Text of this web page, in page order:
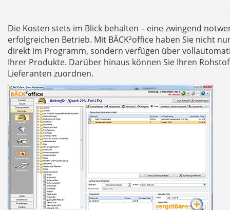
Die Kosten stets im Blick behalten – eine zwingend
erfolgreichen Betrieb. Mit BÄCK²office haben Sie nicht
direkt im Programm, sondern verfügen über
Ihrer Produkte. Darüber hinaus können Sie Ihren
Lieferanten zuordnen.